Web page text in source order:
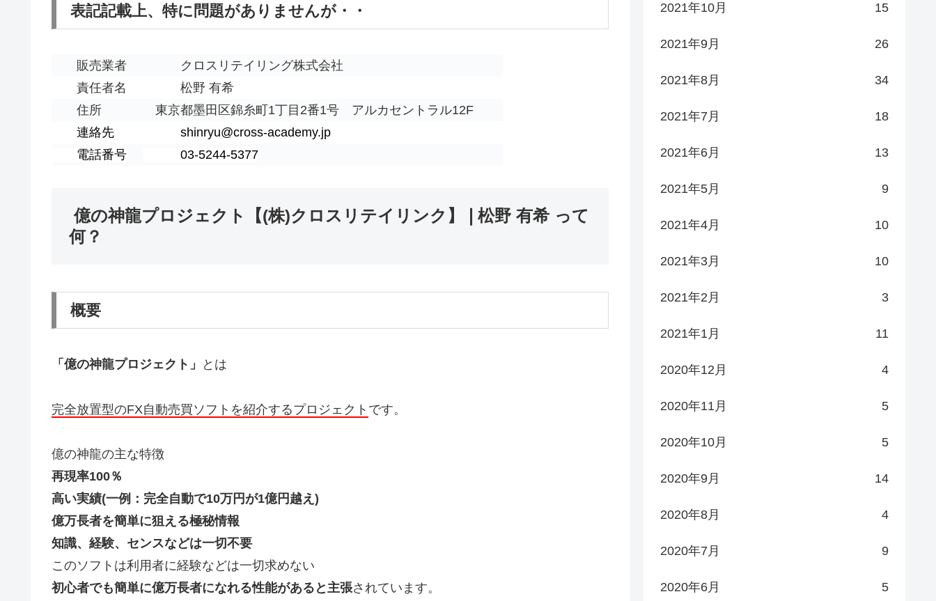
表記記載上、特に問題がありませんが・・
販売業者
クロスリテイリング株式会社
責任者名
松野 有希
住所
東京都墨田区錦糸町1丁目2番1号 アルカセントラル12F
連絡先
shinryu@cross-academy.jp
電話番号
03-5244-5377
億の神龍プロジェクト【(株)クロスリテイリンク】❘松野 有希 って
何？
概要
「億の神龍プロジェクト」 とは
完全放置型のFX自動売買ソフトを紹介するプロジェクト です。
億の神龍の主な特徴
再現率100％
高い実績(一例：完全自動で10万円が1億円越え)
億万長者を簡単に狙える極秘情報
知識、経験、センスなどは一切不要
このソフトは利用者に経験などは一切求めない
初心者でも簡単に億万長者になれる性能があると主張されています。
2021年10月 15
2021年9月 26
2021年8月 34
2021年7月 18
2021年6月 13
2021年5月 9
2021年4月 10
2021年3月 10
2021年2月 3
2021年1月 11
2020年12月 4
2020年11月 5
2020年10月 5
2020年9月 14
2020年8月 4
2020年7月 9
2020年6月 5